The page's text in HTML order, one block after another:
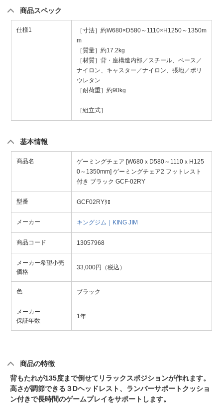
商品スペック
仕様1
［寸法］約W680×D580～1110×H1250～1350m
m
［質量］約17.2kg
［材質］背・座構造内部／スチール、ベース／
ナイロン、キャスター／ナイロン、張地／ポリ
ウレタン
［耐荷重］約90kg
［組立式］
基本情報
商品名
ゲーミングチェア [W680ｘD580～1110ｘH125
0～1350mm] ゲーミングチェア2 フットレスト
付き ブラック GCF-02RY
型番 GCF02RYｸﾛ
メーカー キングジム｜KING JIM
商品コード 13057968
メーカー希望小売
価格
33,000円（税込）
色 ブラック
メーカー
保証年数
1年
商品の特徴
背もたれが135度まで倒せてリラックスポジションが作れます。
高さが調節できる３Dヘッドレスト、ランバーサポートクッショ
ン付きで長時間のゲームプレイをサポートします。